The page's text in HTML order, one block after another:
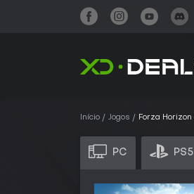
Início Jogos Forza
PC PS5